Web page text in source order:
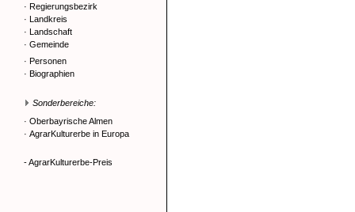
· Regierungsbezirk
· Landkreis
· Landschaft
· Gemeinde
· Personen
· Biographien
Sonderbereiche:
· Oberbayrische Almen
· AgrarKulturerbe in Europa
- AgrarKulturerbe-Preis